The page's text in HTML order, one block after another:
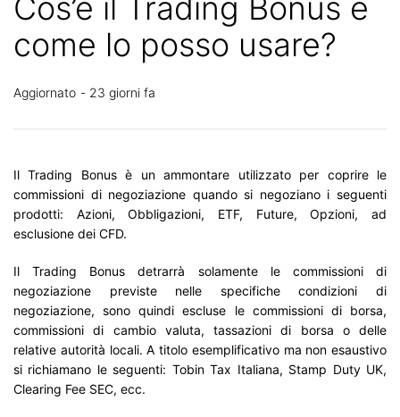
Cos’è il Trading Bonus e
come lo posso usare?
Aggiornato 23 giorni fa
Il Trading Bonus è un ammontare utilizzato per coprire le
commissioni di negoziazione quando si negoziano i seguenti
prodotti: Azioni, Obbligazioni, ETF, Future, Opzioni, ad
esclusione dei CFD.
Il Trading Bonus detrarrà solamente le commissioni di
negoziazione previste nelle specifiche condizioni di
negoziazione, sono quindi escluse le commissioni di borsa,
commissioni di cambio valuta, tassazioni di borsa o delle
relative autorità locali. A titolo esemplificativo ma non esaustivo
si richiamano le seguenti: Tobin Tax Italiana, Stamp Duty UK,
Clearing Fee SEC, ecc.